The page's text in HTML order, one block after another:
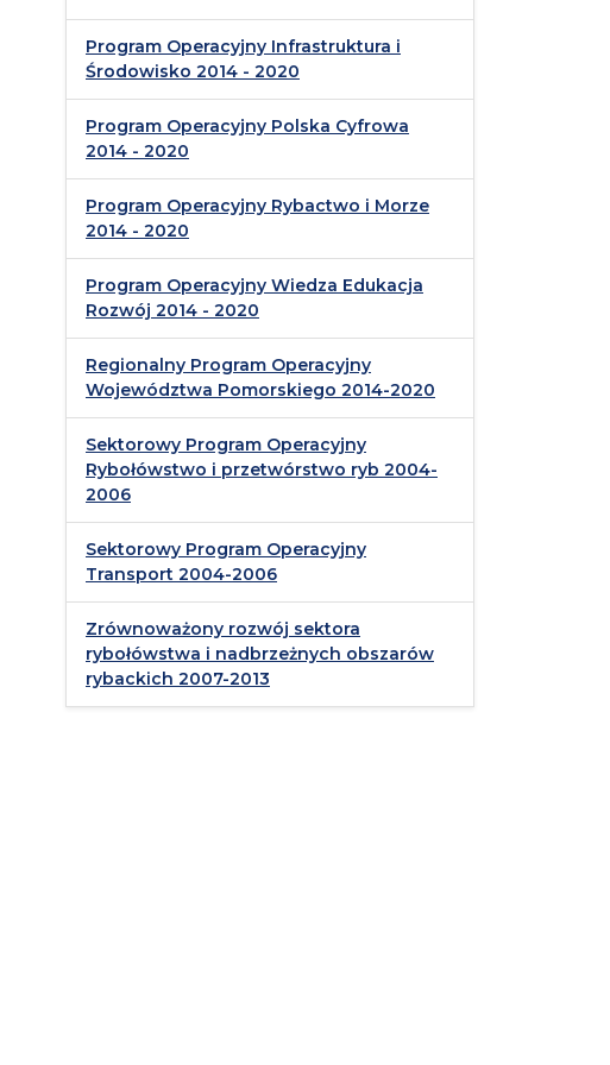
Program Operacyjny Infrastruktura i
Środowisko 2014 - 2020
Program Operacyjny Polska Cyfrowa
2014 - 2020
Program Operacyjny Rybactwo i Morze
2014 - 2020
Program Operacyjny Wiedza Edukacja
Rozwój 2014 - 2020
Regionalny Program Operacyjny
Województwa Pomorskiego 2014-2020
Sektorowy Program Operacyjny
Rybołówstwo i przetwórstwo ryb 2004-
2006
Sektorowy Program Operacyjny
Transport 2004-2006
Zrównoważony rozwój sektora
rybołówstwa i nadbrzeżnych obszarów
rybackich 2007-2013